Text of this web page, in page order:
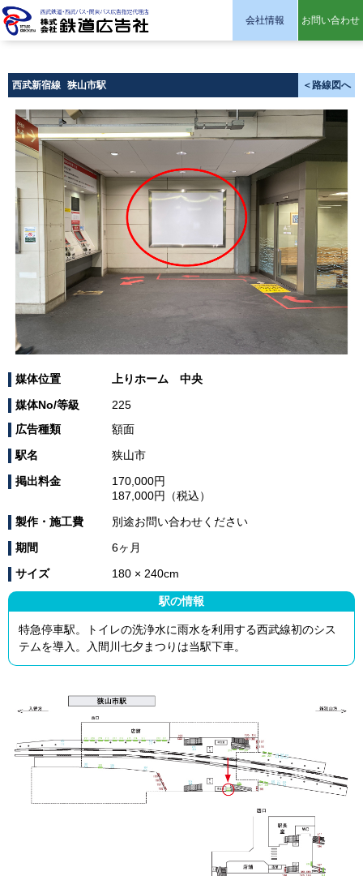
会社情報 お問い合わせ
西武新宿線 狭山市駅 ＜路線図へ
媒体位置
上りホーム 中央
媒体No/等級
225
広告種類
額面
駅名
狭山市
掲出料金
170,000円
187,000円（税込）
製作・施工費
別途お問い合わせください
期間
6ヶ月
サイズ
180 × 240cm
駅の情報
特急停車駅。トイレの洗浄水に雨水を利用する西武線初のシス
テムを導入。入間川七夕まつりは当駅下車。